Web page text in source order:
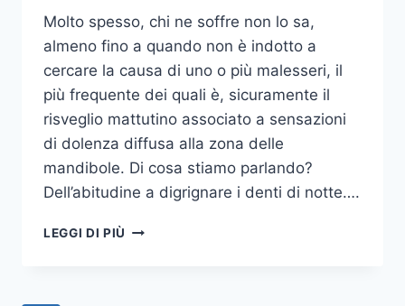
Molto spesso, chi ne soffre non lo sa,
almeno fino a quando non è indotto a
cercare la causa di uno o più malesseri, il
più frequente dei quali è, sicuramente il
risveglio mattutino associato a sensazioni
di dolenza diffusa alla zona delle
mandibole. Di cosa stiamo parlando?
Dell’abitudine a digrignare i denti di notte….
LEGGI DI PIÙ COME